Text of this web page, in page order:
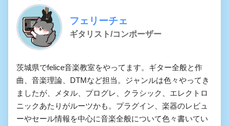
フェリーチェ
ギタリスト/コンポーザー
茨城県でfelice音楽教室をやってます。ギター全般と作
曲、音楽理論、DTMなど担当。ジャンルは色々やってき
ましたが、メタル、プログレ、クラシック、エレクトロ
ニックあたりがルーツかも。プラグイン、楽器のレビュ
ーやセール情報を中心に音楽全般について色々書いてい